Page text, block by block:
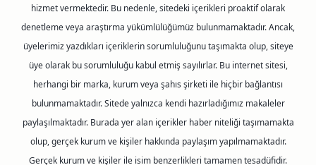
hizmet vermektedir. Bu nedenle, sitedeki içerikleri proaktif olarak
denetleme veya araştırma yükümlülüğümüz bulunmamaktadır. Ancak,
üyelerimiz yazdıkları içeriklerin sorumluluğunu taşımakta olup, siteye
üye olarak bu sorumluluğu kabul etmiş sayılırlar. Bu internet sitesi,
herhangi bir marka, kurum veya şahıs şirketi ile hiçbir bağlantısı
bulunmamaktadır. Sitede yalnızca kendi hazırladığımız makaleler
paylaşılmaktadır. Burada yer alan içerikler haber niteliği taşımamakta
olup, gerçek kurum ve kişiler hakkında paylaşım yapılmamaktadır.
Gerçek kurum ve kişiler ile isim benzerlikleri tamamen tesadüfidir.